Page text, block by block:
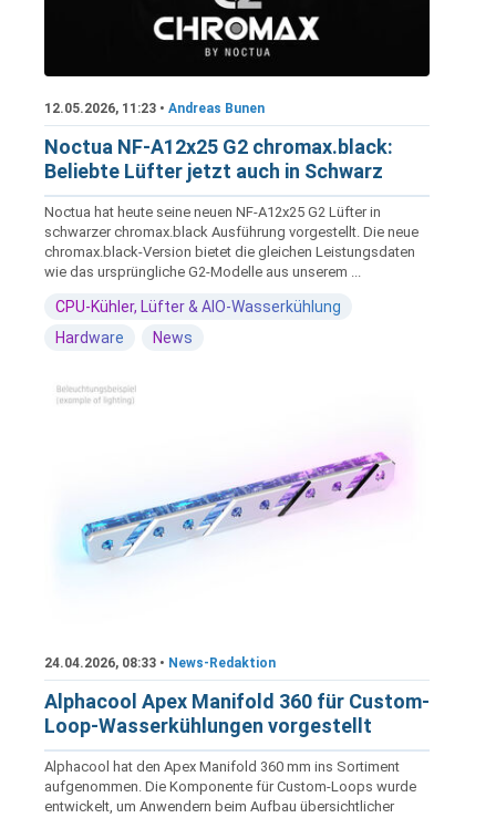
12.05.2026, 11:23 • Andreas Bunen
Noctua NF-A12x25 G2 chromax.black:
Beliebte Lüfter jetzt auch in Schwarz
Noctua hat heute seine neuen NF-A12x25 G2 Lüfter in
schwarzer chromax.black Ausführung vorgestellt. Die neue
chromax.black-Version bietet die gleichen Leistungsdaten
wie das ursprüngliche G2-Modelle aus unserem ...
CPU-Kühler, Lüfter & AIO-Wasserkühlung
Hardware
News
24.04.2026, 08:33 • News-Redaktion
Alphacool Apex Manifold 360 für Custom-
Loop-Wasserkühlungen vorgestellt
Alphacool hat den Apex Manifold 360 mm ins Sortiment
aufgenommen. Die Komponente für Custom-Loops wurde
entwickelt, um Anwendern beim Aufbau übersichtlicher